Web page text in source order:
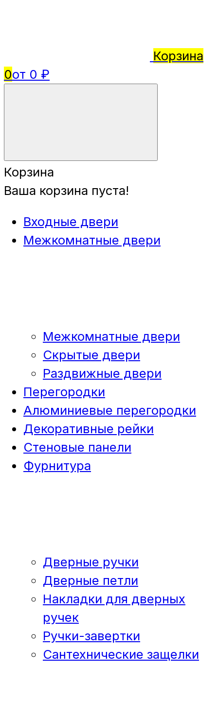
Корзина
0от 0 ₽
Корзина
Ваша корзина пуста!
Входные двери
Межкомнатные двери
Межкомнатные двери
Скрытые двери
Раздвижные двери
Перегородки
Алюминиевые перегородки
Декоративные рейки
Стеновые панели
Фурнитура
Дверные ручки
Дверные петли
Накладки для дверных
ручек
Ручки-завертки
Сантехнические защелки